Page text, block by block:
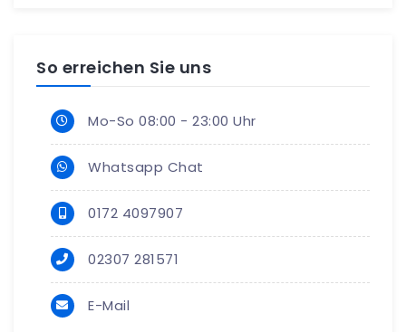
So erreichen Sie uns
Mo-So 08:00 - 23:00 Uhr
Whatsapp Chat
0172 4097907
02307 281571
E-Mail